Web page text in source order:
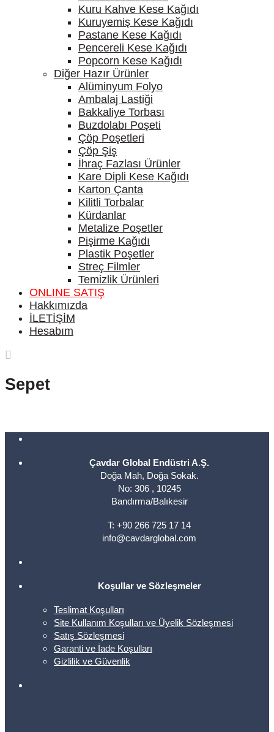
Kuru Kahve Kese Kağıdı
Kuruyemiş Kese Kağıdı
Pastane Kese Kağıdı
Pencereli Kese Kağıdı
Popcorn Kese Kağıdı
Diğer Hazır Ürünler
Alüminyum Folyo
Ambalaj Lastiği
Bakkaliye Torbası
Buzdolabı Poşeti
Çöp Poşetleri
Çöp Şiş
İhraç Fazlası Ürünler
Kare Dipli Kese Kağıdı
Karton Çanta
Kilitli Torbalar
Kürdanlar
Metalize Poşetler
Pişirme Kağıdı
Plastik Poşetler
Streç Filmler
Temizlik Ürünleri
ONLINE SATIŞ
Hakkımızda
İLETİŞİM
Hesabım
Sepet
Çavdar Global Endüstri A.Ş.
Doğa Mah, Doğa Sokak.
No: 306 , 10245
Bandırma/Balıkesir
T: +90 266 725 17 14
info@cavdarglobal.com
Koşullar ve Sözleşmeler
Teslimat Koşulları
Site Kullanım Koşulları ve Üyelik Sözleşmesi
Satış Sözleşmesi
Garanti ve İade Koşulları
Gizlilik ve Güvenlik